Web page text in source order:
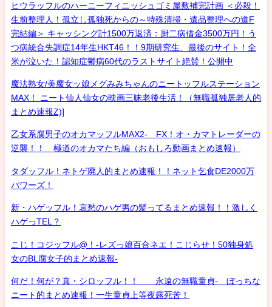
ヒウラッフルのハーニーフィニッシュゴミ屋敷補完計画 ＜必殺！
生前整理人！孤立し孤独死からの～特殊清掃・遺品整理への道F
完結編＞ キャッシング計1500万返済：厨二病借金3500万円！う
つ病統合失調症14年生HKT46！！9期研究生、最後のサイト！全
米が泣いた！認知症鬱病60代のラストサイト絶賛！公開中
魔法熟女/美魔女ッ娘メグみみちゃんのニートッフルステーション
MAX！ ニート仙人仙女の映画三昧老後生活！（無職孤独居老人的
まとめ速報Z)]
乙女系腐男子のオカマッフルMAX2- FX！オ・カマトレーダーの
逆襲！！ 極道のオカマたち編（おもしろ動画まとめ速報）
タダッフル！ネトゲ廃人的まとめ速報！！ネット乞食DE2000万
パワーズ！
新・ハゲッフル！哀愁のハゲ男の髪ってるまとめ速報！！激しく
ハゲっTEL？
こじ！コジッフル@！-レズっ娘百合ネエ！こじらせ！50独身処
女のBL腐女子的まとめ速報-
何だ！何が？真・シロッフル！！ 永遠の無職童貞- ぼっちな
ニート的まとめ速報！一生童貞上等夜露死苦！